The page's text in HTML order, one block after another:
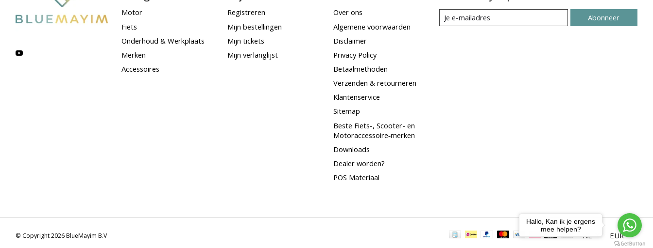
Motor
Fiets
Onderhoud & Werkplaats
Merken
Accessoires
Registreren
Mijn bestellingen
Mijn tickets
Mijn verlanglijst
Over ons
Algemene voorwaarden
Disclaimer
Privacy Policy
Betaalmethoden
Verzenden & retourneren
Klantenservice
Sitemap
Beste Fiets-, Scooter- en
Motoraccessoire‑merken
Downloads
Dealer worden?
POS Materiaal
Abonneer
© Copyright 2026 BlueMayim B.V NL EUR
Hallo, Kan ik je ergens
mee helpen?